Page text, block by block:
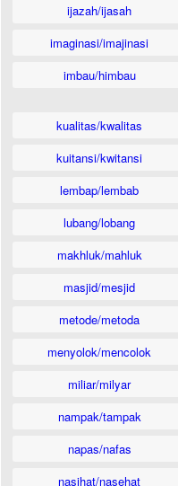
ijazah/ijasah
imaginasi/imajinasi
imbau/himbau
kualitas/kwalitas
kuitansi/kwitansi
lembap/lembab
lubang/lobang
makhluk/mahluk
masjid/mesjid
metode/metoda
menyolok/mencolok
miliar/milyar
nampak/tampak
napas/nafas
nasihat/nasehat